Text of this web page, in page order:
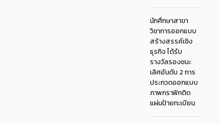
นักศึกษาสาขา
วิชาการออกแบบ
สร้างสรรค์เชิง
ธุรกิจ ได้รับ
รางวัลรองชนะ
เลิศอันดับ 2 การ
ประกวดออกแบบ
ภาพกราฟิกติด
แผ่นป้ายทะเบียน